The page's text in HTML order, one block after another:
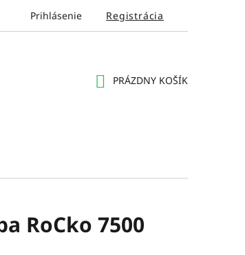
Prihlásenie Registrácia
PRÁZDNY KOŠÍK
RoCko 7500